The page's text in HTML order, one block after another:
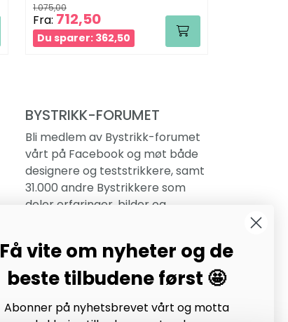
1.075,00
Fra: 712,50
Du sparer: 362,50
BYSTRIKK-FORUMET
Bli medlem av Bystrikk-forumet
vårt på Facebook og møt både
designere og teststrikkere, samt
31.000 andre Bystrikkere som
deler erfaringer, bilder og
Bli medlem her.
Få vite om nyheter og de
beste tilbudene først 🤩
Abonner på nyhetsbrevet vårt og motta